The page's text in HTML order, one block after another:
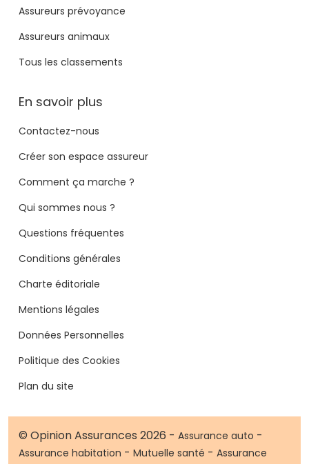
Assureurs prévoyance
Assureurs animaux
Tous les classements
En savoir plus
Contactez-nous
Créer son espace assureur
Comment ça marche ?
Qui sommes nous ?
Questions fréquentes
Conditions générales
Charte éditoriale
Mentions légales
Données Personnelles
Politique des Cookies
Plan du site
© Opinion Assurances 2026 - Assurance auto -
Assurance habitation - Mutuelle santé - Assurance